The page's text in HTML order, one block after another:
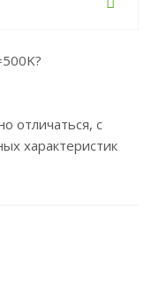
отличаться, с
характеристик